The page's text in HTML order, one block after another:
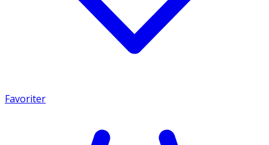
Favoriter